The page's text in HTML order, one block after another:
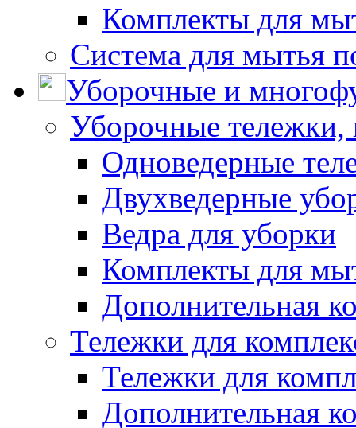
Комплекты для
Система для мытья
Уборочные и
Уборочные тележки,
Одноведерные
Двухведерные
Ведра для уборки
Комплекты для
Дополнительная
Тележки для
Тележки для
Дополнительная